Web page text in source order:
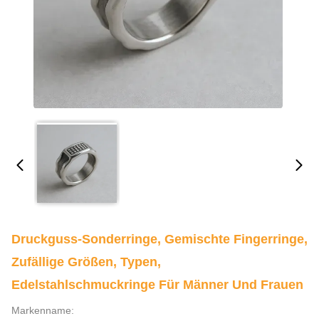
Druckguss-Sonderringe, Gemischte Fingerringe,
Zufällige Größen, Typen,
Edelstahlschmuckringe Für Männer Und Frauen
Markenname: